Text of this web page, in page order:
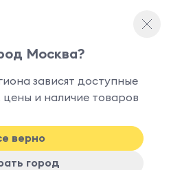
Москва?
зависят доступные
и наличие товаров
верно
город